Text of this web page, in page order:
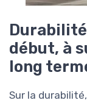
début, à
long
Sur la